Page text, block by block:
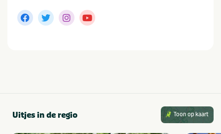
Uitjes in de regio Toon op kaart